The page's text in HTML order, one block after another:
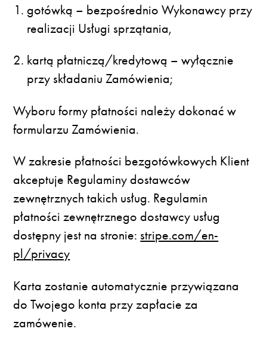
gotówką – bezpośrednio Wykonawcy przy
realizacji Usługi sprzątania,
kartą płatniczą/kredytową – wyłącznie
przy składaniu Zamówienia;
Wyboru formy płatności należy dokonać w
formularzu Zamówienia.
W zakresie płatności bezgotówkowych Klient
akceptuje Regulaminy dostawców
zewnętrznych takich usług. Regulamin
płatności zewnętrznego dostawcy usług
dostępny jest na stronie: stripe.com/en-
pl/privacy
Karta zostanie automatycznie przywiązana
do Twojego konta przy zapłacie za
zamówenie.